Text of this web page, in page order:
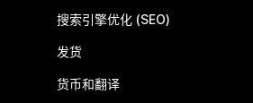
搜索引擎优化 (SEO)
发货
货币和翻译